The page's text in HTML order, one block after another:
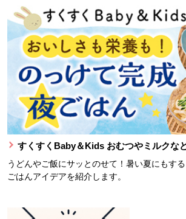
すくすくBaby＆Kids おむつやミルクな
うどんやご飯にサッとのせて！暑い夏にもす
ごはんアイデアを紹介します。